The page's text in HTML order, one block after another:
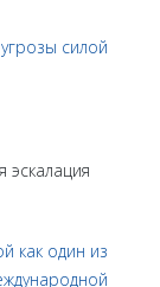
эскалация